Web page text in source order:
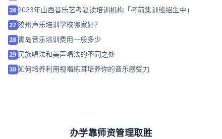
26 2023年山西音乐艺考复读培训机构「考前集训班招生中」
27 胶州声乐培训学校哪家好？
28青岛音乐培训费用一般多少
29 民族唱法和美声唱法的不同之处
30如何培养利用视唱练耳培养你的音乐感受力
办学靠师资管理取胜